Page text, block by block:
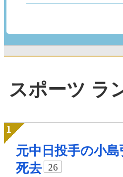
スポーツ ラ
元中日投手の小
死去
26